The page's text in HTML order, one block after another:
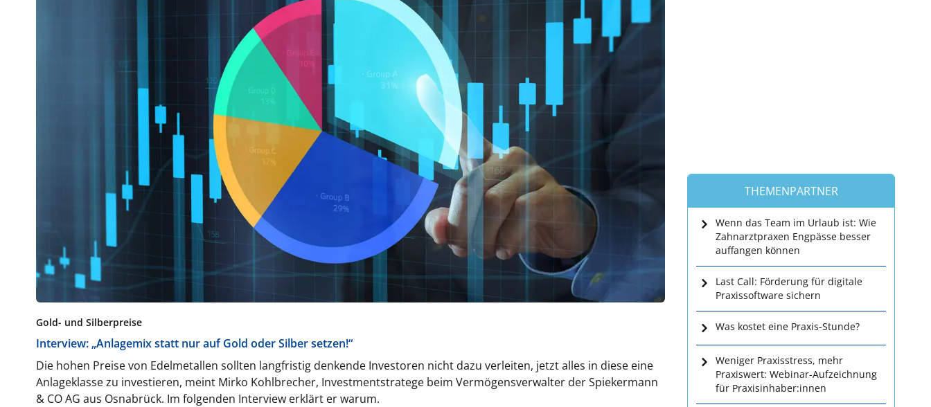
Gold- und Silberpreise
Interview: „Anlagemix statt nur auf Gold oder Silber setzen!“
Die hohen Preise von Edelmetallen sollten langfristig denkende Investoren nicht dazu verleiten, jetzt alles in diese eine
Anlageklasse zu investieren, meint Mirko Kohlbrecher, Investmentstratege beim Vermögensverwalter der Spiekermann
& CO AG aus Osnabrück. Im folgenden Interview erklärt er warum.
THEMENPARTNER
Wenn das Team im Urlaub ist: Wie
Zahnarztpraxen Engpässe besser
auffangen können
Last Call: Förderung für digitale
Praxissoftware sichern
Was kostet eine Praxis-Stunde?
Weniger Praxisstress, mehr
Praxiswert: Webinar-Aufzeichnung
für Praxisinhaber:innen